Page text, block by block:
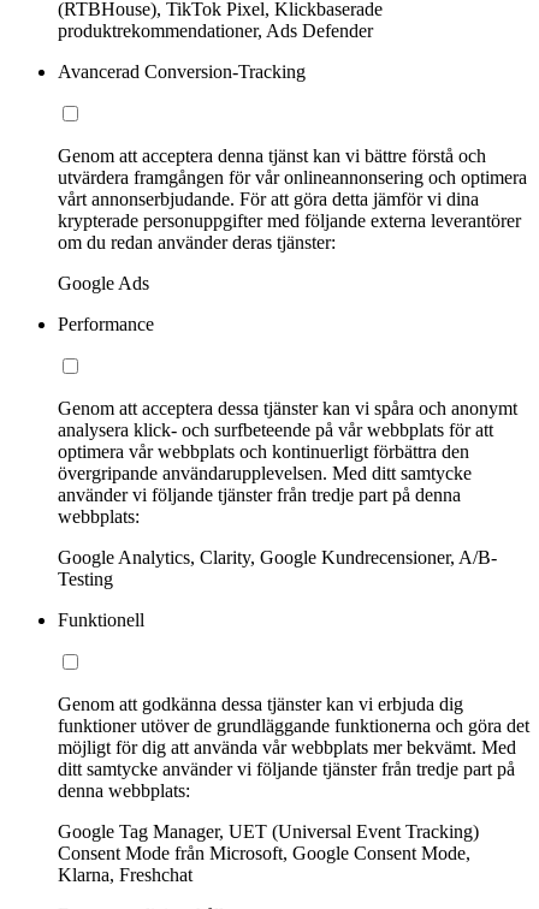
(RTBHouse), TikTok Pixel, Klickbaserade
produktrekommendationer, Ads Defender
Avancerad Conversion-Tracking
Genom att acceptera denna tjänst kan vi bättre förstå och
utvärdera framgången för vår onlineannonsering och optimera
vårt annonserbjudande. För att göra detta jämför vi dina
krypterade personuppgifter med följande externa leverantörer
om du redan använder deras tjänster:
Google Ads
Performance
Genom att acceptera dessa tjänster kan vi spåra och anonymt
analysera klick- och surfbeteende på vår webbplats för att
optimera vår webbplats och kontinuerligt förbättra den
övergripande användarupplevelsen. Med ditt samtycke
använder vi följande tjänster från tredje part på denna
webbplats:
Google Analytics, Clarity, Google Kundrecensioner, A/B-
Testing
Funktionell
Genom att godkänna dessa tjänster kan vi erbjuda dig
funktioner utöver de grundläggande funktionerna och göra det
möjligt för dig att använda vår webbplats mer bekvämt. Med
ditt samtycke använder vi följande tjänster från tredje part på
denna webbplats:
Google Tag Manager, UET (Universal Event Tracking)
Consent Mode från Microsoft, Google Consent Mode,
Klarna, Freshchat